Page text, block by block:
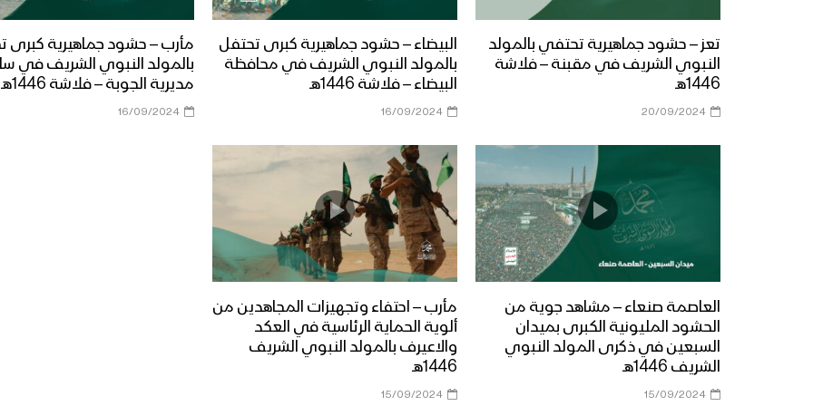
تعز – حشود جماهيرية تحتفي بالمولد
النبوي الشريف في مقبنة – فلاشة
1446هـ
20/09/2024
البيضاء – حشود جماهيرية كبرى تحتفل
بالمولد النبوي الشريف في محافظة
البيضاء – فلاشة 1446هـ
16/09/2024
مأرب – حشود جماهيرية كبرى
بالمولد النبوي الشريف في
مديرية الجوبة – فلاشة 1446هـ
16/09/2024
العاصمة صنعاء – مشاهد جوية من
الحشود المليونية الكبرى بميدان
السبعين في ذكرى المولد النبوي
الشريف 1446هـ
15/09/2024
مأرب – احتفاء وتجهيزات المجاهدين من
ألوية الحماية الرئاسية في العكد
والاعيرف بالمولد النبوي الشريف
1446هـ
15/09/2024